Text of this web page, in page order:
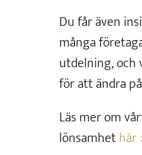
Du får även
många
utdelning, och
för att ändra
Läs mer om
lönsamhethär